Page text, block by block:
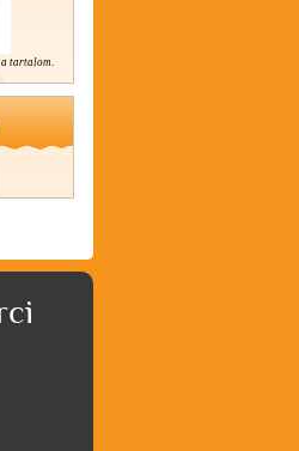
tartalom.